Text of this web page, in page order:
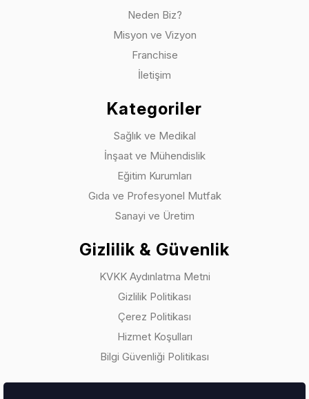
Neden Biz?
Misyon ve Vizyon
Franchise
İletişim
Kategoriler
Sağlık ve Medikal
İnşaat ve Mühendislik
Eğitim Kurumları
Gıda ve Profesyonel Mutfak
Sanayi ve Üretim
Gizlilik & Güvenlik
KVKK Aydınlatma Metni
Gizlilik Politikası
Çerez Politikası
Hizmet Koşulları
Bilgi Güvenliği Politikası